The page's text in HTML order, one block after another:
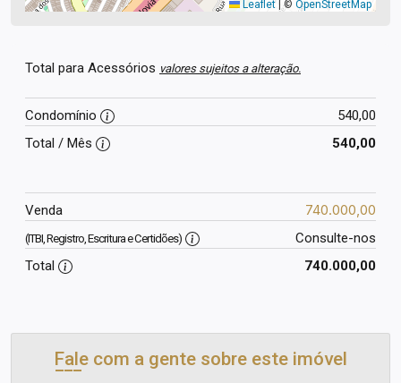
Leaflet |© OpenStreetMap
Total para Acessórios valores sujeitos a alteração.
Condomínio
540,00
Total / Mês
540,00
Venda 740.000,00
(ITBI, Registro, Escritura e Certidões)
Consulte-nos
Total
740.000,00
Fale com a gente sobre este imóvel